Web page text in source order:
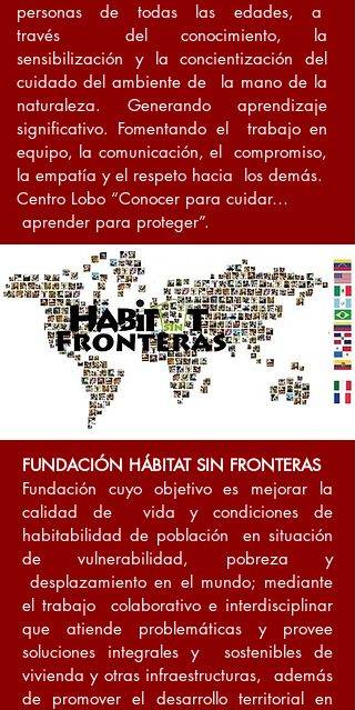
personas de todas las edades, a
través del conocimiento, la
sensibilización y la concientización del
cuidado del ambiente de la mano de la
naturaleza. Generando aprendizaje
significativo. Fomentando el trabajo en
equipo, la comunicación, el compromiso,
la empatía y el respeto hacia los demás.
Centro Lobo “Conocer para cuidar…
aprender para proteger”.
FUNDACIÓN HÁBITAT SIN FRONTERAS
Fundación cuyo objetivo es mejorar la
calidad de vida y condiciones de
habitabilidad de población en situación
de vulnerabilidad, pobreza y
desplazamiento en el mundo; mediante
el trabajo colaborativo e interdisciplinar
que atiende problemáticas y provee
soluciones integrales y sostenibles de
vivienda y otras infraestructuras, además
de promover el desarrollo territorial en